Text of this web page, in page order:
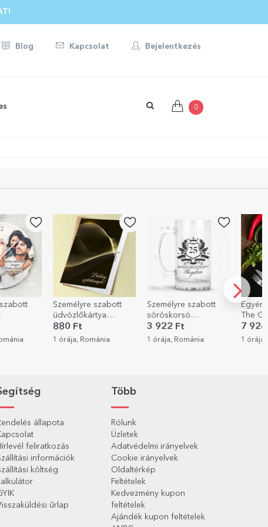
Blog Kapcsolat Bejelentkezés
0
Személyre szabott
üdvözlőkártya
szöveggel - Boldog
születésnapot!
880 Ft
1 órája, Románia
Személyre szabott
söröskorsó
szöveggel - Royalty
3 922 Ft
1 órája, Románia
The
7
1 órája,
állapota
feliratkozás
információk
költség
űrlap
Több
Rólunk
Üzletek
Adatvédelmi irányelvek
Cookie irányelvek
Oldaltérkép
Feltételek
Kedvezmény kupon
feltételek
Ajándék kupon feltételek